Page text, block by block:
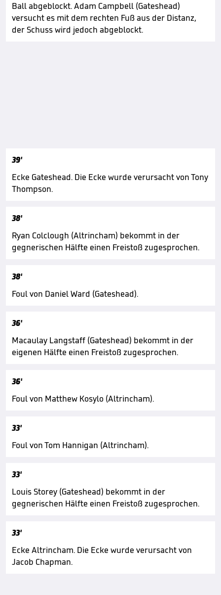
Ball abgeblockt. Adam Campbell (Gateshead)
versucht es mit dem rechten Fuß aus der Distanz,
der Schuss wird jedoch abgeblockt.
39'
Ecke Gateshead. Die Ecke wurde verursacht von Tony
Thompson.
38'
Ryan Colclough (Altrincham) bekommt in der
gegnerischen Hälfte einen Freistoß zugesprochen.
38'
Foul von Daniel Ward (Gateshead).
36'
Macaulay Langstaff (Gateshead) bekommt in der
eigenen Hälfte einen Freistoß zugesprochen.
36'
Foul von Matthew Kosylo (Altrincham).
33'
Foul von Tom Hannigan (Altrincham).
33'
Louis Storey (Gateshead) bekommt in der
gegnerischen Hälfte einen Freistoß zugesprochen.
33'
Ecke Altrincham. Die Ecke wurde verursacht von
Jacob Chapman.